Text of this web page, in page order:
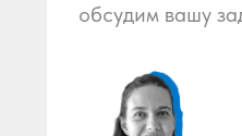
обсудим вашу